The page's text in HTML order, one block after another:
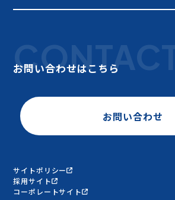
お問い合わせはこちら
お問い合わせ
サイトポリシー
採用サイト
コーポレートサイト